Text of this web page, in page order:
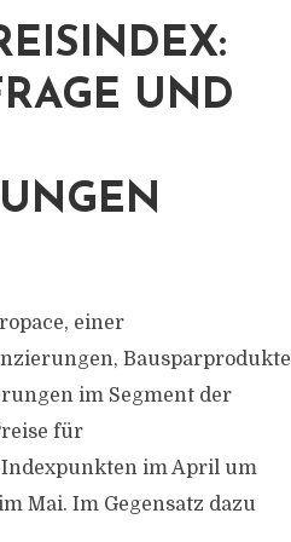
UND
einer
Bausparprodukte
im Segment der
für
Indexpunkten im April um
Mai. Im Gegensatz dazu